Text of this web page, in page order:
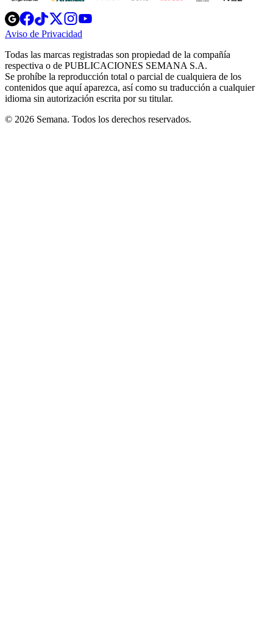
Opens
in
new
Opens
in
new
Opens
in
new
window
Opens
new
windowwindow
Aviso de Privacidad
new
window
Todas las marcas registradas son propiedad de la compañía
respectiva o de PUBLICACIONES SEMANA S.A.
Se prohíbe la reproducción total o parcial de cualquiera de los
contenidos que aquí aparezca, así como su traducción a cualquier
idioma sin autorización escrita por su titular.
© 2026 Semana. Todos los derechos reservados.